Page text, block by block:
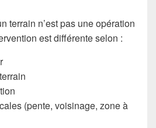
terrain n’est pas une opération
est différente selon :
(pente, voisinage, zone à